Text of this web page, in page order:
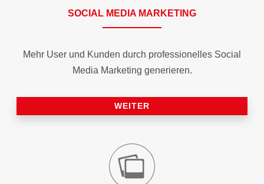
SOCIAL MEDIA MARKETING
Mehr User und Kunden durch professionelles Social
Media Marketing generieren.
WEITER